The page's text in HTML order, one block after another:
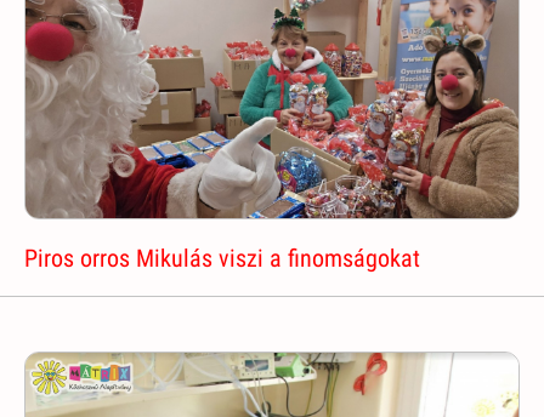
Piros orros Mikulás viszi a finomságokat